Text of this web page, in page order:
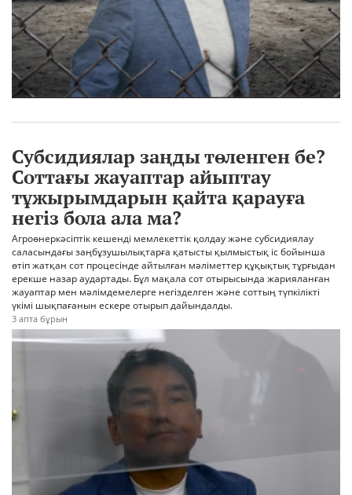
Субсидиялар заңды төленген бе?
Соттағы жауаптар айыптау
тұжырымдарын қайта қарауға
негіз бола ала ма?
Агроөнеркәсіптік кешенді мемлекеттік қолдау және субсидиялау
саласындағы заңбұзушылықтарға қатысты қылмыстық іс бойынша
өтіп жатқан сот процесінде айтылған мәліметтер құқықтық тұрғыдан
ерекше назар аудартады. Бұл мақала сот отырысында жарияланған
жауаптар мен мәлімдемелерге негізделген және соттың түпкілікті
үкімі шықпағанын ескере отырып дайындалды.
3 апта бұрын